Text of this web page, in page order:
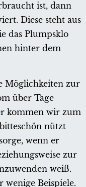
ist, dann
Diese steht aus
das Plumpsklo
hinter dem
Möglichkeiten zur
über Tage
kommen wir zum
nützt
wenn er
zur
weiß.
wenige Beispiele.